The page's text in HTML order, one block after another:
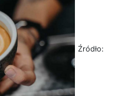
Źródło: